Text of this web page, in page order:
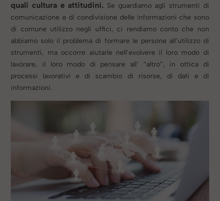
quali cultura e attitudini. Se guardiamo agli strumenti di
comunicazione e di condivisione delle informazioni che sono
di comune utilizzo negli uffici, ci rendiamo conto che non
abbiamo solo il problema di formare le persone all’utilizzo di
strumenti, ma occorre aiutarle nell’evolvere il loro modo di
lavorare, il loro modo di pensare all’ “altro”, in ottica di
processi lavorativi e di scambio di risorse, di dati e di
informazioni.